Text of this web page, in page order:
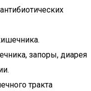
запоры, диарея
тракта